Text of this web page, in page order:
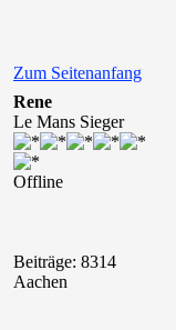
Zum Seitenanfang
Rene
Le Mans Sieger
Offline
Beiträge: 8314
Aachen